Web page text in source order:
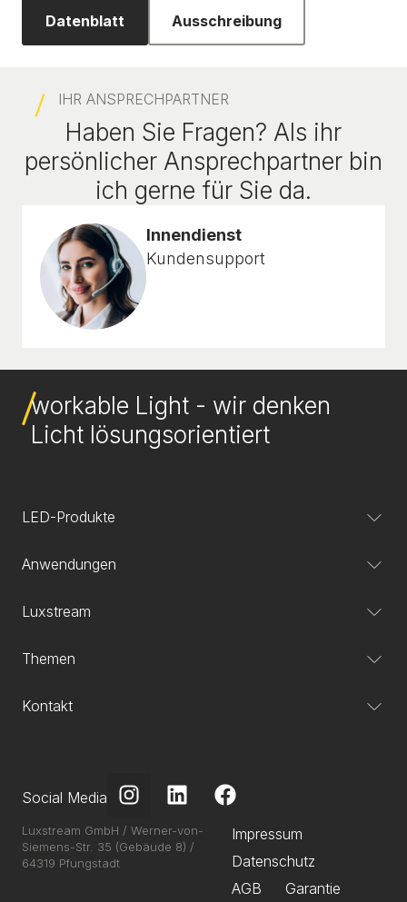
Datenblatt Ausschreibung
IHR ANSPRECHPARTNER
Haben Sie Fragen? Als ihr
persönlicher Ansprechpartner bin
ich gerne für Sie da.
Innendienst
Kundensupport
workable Light - wir denken
Licht lösungsorientiert
LED-Produkte
Anwendungen
Luxstream
Themen
Kontakt
Social Media
Luxstream GmbH / Werner-von-
Siemens-Str. 35 (Gebäude 8) /
64319 Pfungstadt
Impressum
Datenschutz
AGB
Garantie